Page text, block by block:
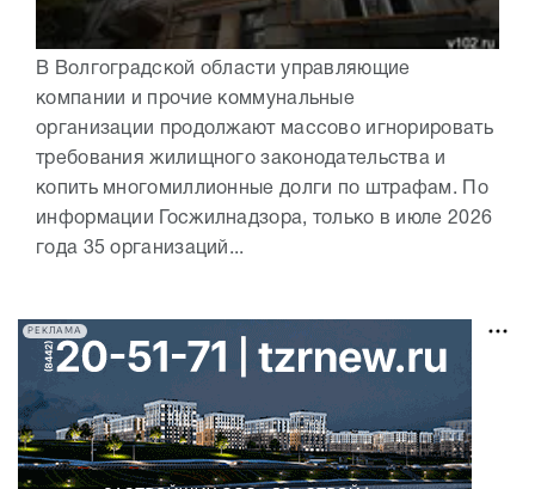
В Волгоградской области управляющие
компании и прочие коммунальные
организации продолжают массово игнорировать
требования жилищного законодательства и
копить многомиллионные долги по штрафам. По
информации Госжилнадзора, только в июле 2026
года 35 организаций...
РЕКЛАМА